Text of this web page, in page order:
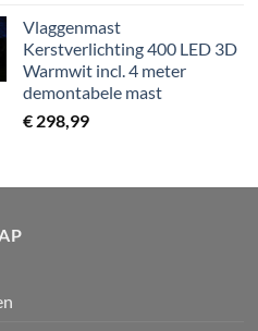
Vlaggenmast
Kerstverlichting 400 LED 3D
Warmwit incl. 4 meter
demontabele mast
€ 298,99